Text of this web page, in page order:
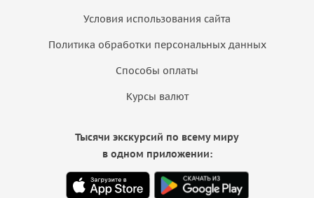
Условия использования сайта
Политика обработки персональных данных
Способы оплаты
Курсы валют
Тысячи экскурсий по всему миру
в одном приложении: